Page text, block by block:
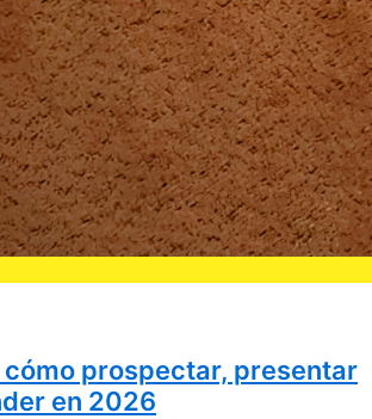
cómo prospectar, presentar
en 2026